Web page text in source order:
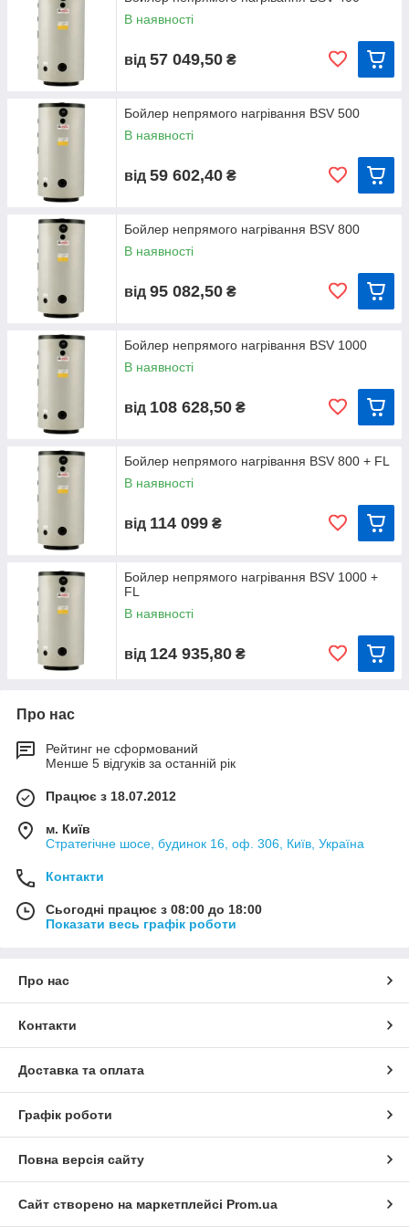
• Демонтований магнієвий анод для захисту від корозії
• Можливість установки Тена
БОЙЛЕРИ НЕПРЯМОГО НАГРІВУ Elbi
BSV 150, BSV 200, BSV 300, BSV 400, BSV
500, ПОДАЛЬШЕ 800, BSV 1000, BSV
800+FL, BSV 1000+FL
В наявності
від 57 049,50 ₴
Бойлер непрямого нагрівання BSV 500
В наявності
від 59 602,40 ₴
Бойлер непрямого нагрівання BSV 800
В наявності
від 95 082,50 ₴
Бойлер непрямого нагрівання BSV 1000
В наявності
від 108 628,50 ₴
Бойлер непрямого нагрівання BSV 800 + FL
В наявності
від 114 099 ₴
Бойлер непрямого нагрівання BSV 1000 +
FL
В наявності
від 124 935,80 ₴
Про нас
Рейтинг не сформований
Менше 5 відгуків за останній рік
Працює з 18.07.2012
м. Київ
Стратегічне шосе, будинок 16, оф. 306, Київ, Україна
Контакти
Сьогодні працює з 08:00 до 18:00
Показати весь графік роботи
Про нас
Контакти
Доставка та оплата
Графік роботи
Повна версія сайту
Сайт створено на маркетплейсі Prom.ua